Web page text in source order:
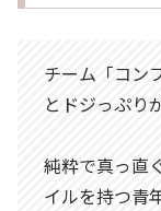
チーム「コン
とドジっぷり
純粋で真っ直
イルを持つ青